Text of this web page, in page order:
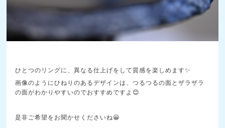
ひとつのリングに、異なる仕上げをして質感を楽しめます✨
画像のようにひねりのあるデザインは、つるつるの面とザラザラ
の面がわかりやすいのでおすすめですよ😊
是非ご希望をお聞かせくださいね😀